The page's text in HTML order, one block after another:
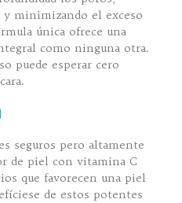
minimizando el exceso
única ofrece una
como ninguna otra.
puede esperar cero
seguros pero altamente
de piel con vitamina C
que favorecen una piel
de estos potentes